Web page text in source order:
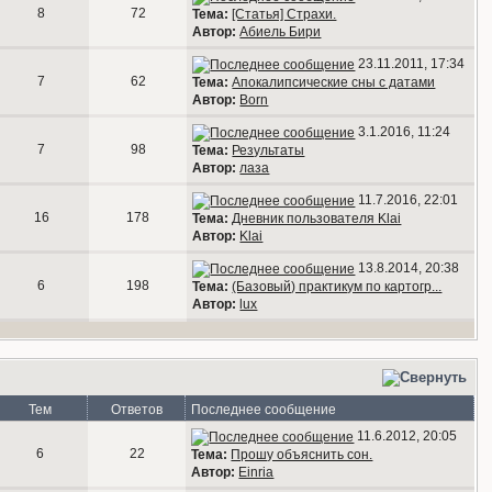
8 72
Тема: [Статья] Страхи.
Автор: Абиель Бири
7 62
23.11.2011, 17:34
Тема: Апокалипсические сны с датами
Автор: Born
7 98
3.1.2016, 11:24
Тема: Результаты
Автор: лаза
16 178
11.7.2016, 22:01
Тема: Дневник пользователя Klai
Автор: Klai
6 198
13.8.2014, 20:38
Тема: (Базовый) практикум по картогр...
Автор: lux
Тем Ответов Последнее сообщение
6 22
11.6.2012, 20:05
Тема: Прошу объяснить сон.
Автор: Einria